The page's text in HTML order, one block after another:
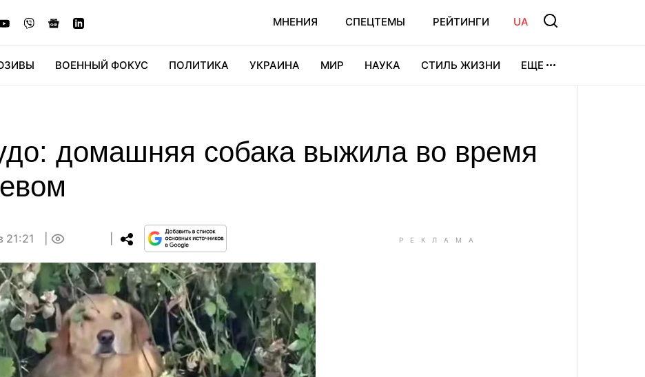
МНЕНИЯ СПЕЦТЕМЫ РЕЙТИНГИ UA
ВОЕННЫЙ ФОКУС ПОЛИТИКА УКРАИНА МИР НАУКА СТИЛЬ ЖИЗНИ ЕЩЕ
домашняя собака выжила во время
21:21